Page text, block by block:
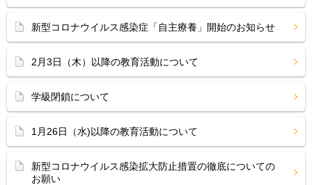
新型コロナウイルス感染症「自主療養」開始のお知らせ
2月3日（木）以降の教育活動について
学級閉鎖について
1月26日（水)以降の教育活動について
新型コロナウイルス感染拡大防止措置の徹底についての
お願い